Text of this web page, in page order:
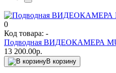
0
Код товара: -
Подводная ВИДЕОКАМЕРА
13 200.00р.
В корзину